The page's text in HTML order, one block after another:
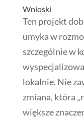
Wnioski
Ten projekt
umyka w
szczególnie w
lokalnie. Nie
zmiana, która
większe